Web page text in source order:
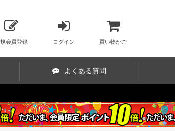
規会員登録 ログイン 買い物かご
よくある質問